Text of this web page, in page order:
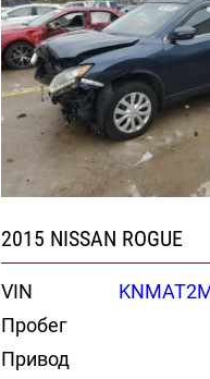
2015 NISSAN ROGUE
VIN
Пробег
Привод